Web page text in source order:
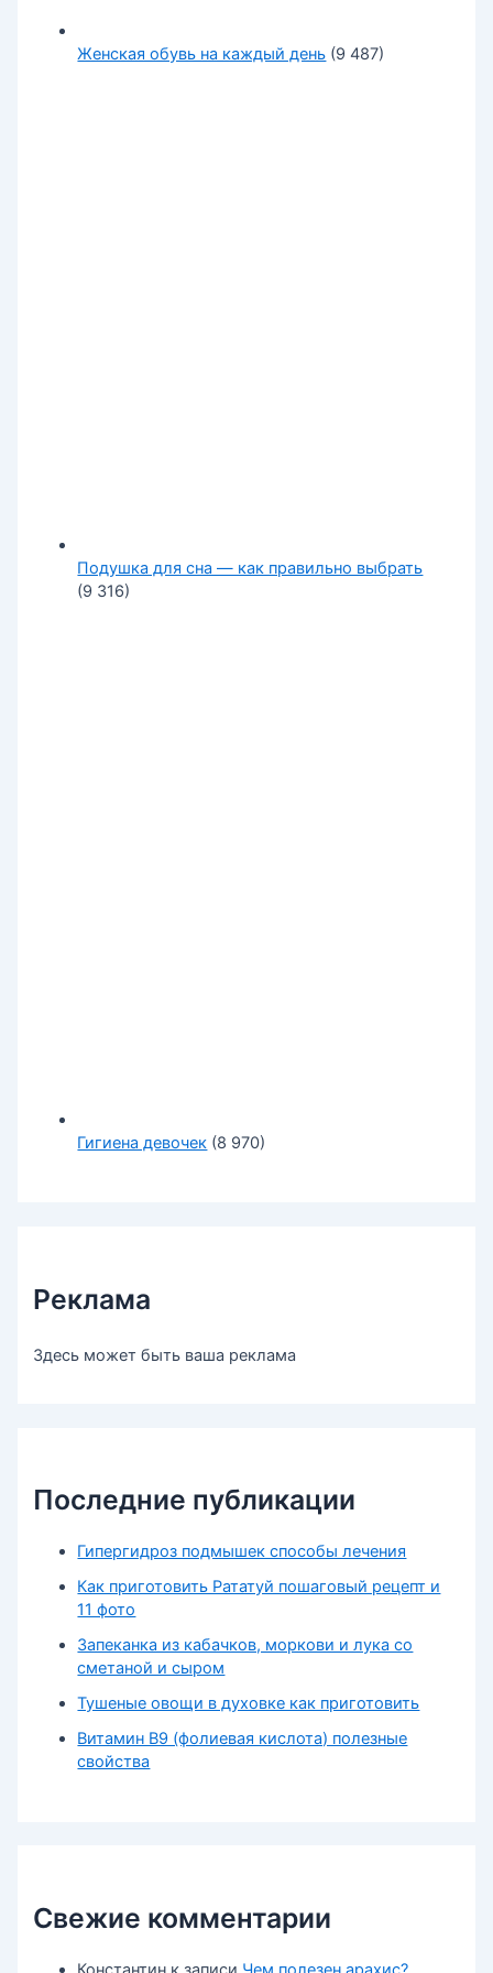
Женская обувь на каждый день (9 487)
Подушка для сна — как правильно выбрать
(9 316)
Гигиена девочек (8 970)
Реклама
Здесь может быть ваша реклама
Последние публикации
Гипергидроз подмышек способы лечения
Как приготовить Рататуй пошаговый рецепт и
11 фото
Запеканка из кабачков, моркови и лука со
сметаной и сыром
Тушеные овощи в духовке как приготовить
Витамин В9 (фолиевая кислота) полезные
свойства
Свежие комментарии